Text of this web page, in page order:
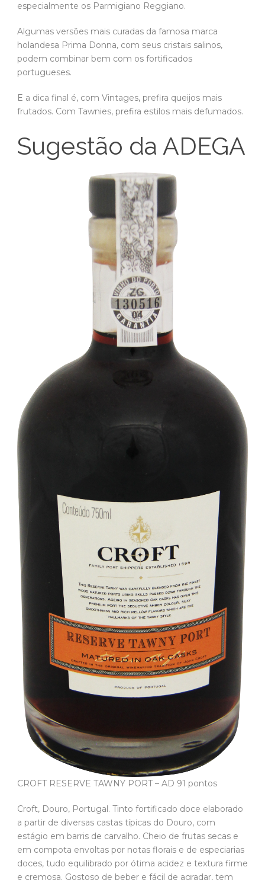
especialmente os Parmigiano Reggiano.
Algumas versões mais curadas da famosa marca
holandesa Prima Donna, com seus cristais salinos,
podem combinar bem com os fortificados
portugueses.
E a dica final é, com Vintages, prefira queijos mais
frutados. Com Tawnies, prefira estilos mais defumados.
Sugestão da ADEGA
CROFT RESERVE TAWNY PORT – AD 91 pontos
Croft, Douro, Portugal. Tinto fortificado doce elaborado
a partir de diversas castas típicas do Douro, com
estágio em barris de carvalho. Cheio de frutas secas e
em compota envoltas por notas florais e de especiarias
doces, tudo equilibrado por ótima acidez e textura firme
e cremosa. Gostoso de beber e fácil de agradar, tem